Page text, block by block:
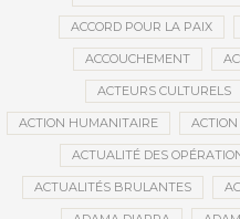
ACCORD POUR LA PAIX
ACCOUCHEMENT
ACTEURS CULTURELS
ACTION HUMANITAIRE ACTION
ACTUALITÉ DES
ACTUALITÉS BRULANTES